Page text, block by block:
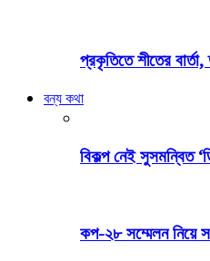
প্রকৃতিতে শীতের
বন্য কথা
বিকল্প নেই সুসমন্বিত
কপ-২৮ সম্মেলন নিয়ে